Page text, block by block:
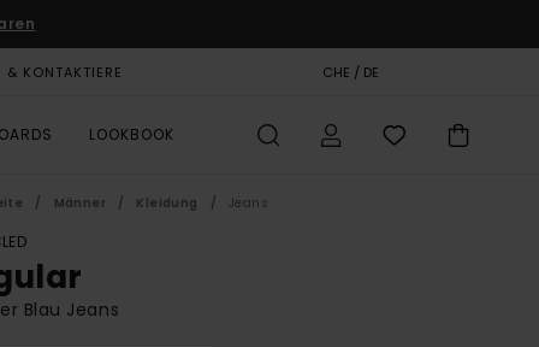
& KONTAKTIERE CHE / DE
LOOKBOOK
Männer Kleidung Jeans
Blau Jeans